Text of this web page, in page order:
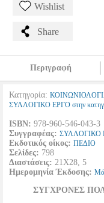
Wishlist
Share
Περιγραφή
Κατηγορία:
ΣΥΛΛΟΓΙΚΟ ΕΡΓΟ στην
ISBN: 978-960-546-043-3
Συγγραφέας: ΣΥΛΛΟΓΙΚΟ
Εκδοτικός οίκος: ΠΕΔΙΟ
Σελίδες: 798
Διαστάσεις: 21Χ28, 5
Ημερομηνία Έκδοσης:
ΣΥΓΧΡΟΝΕΣ